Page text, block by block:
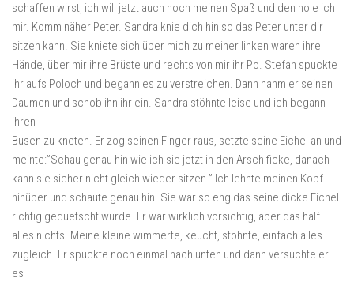
schaffen wirst, ich will jetzt auch noch meinen Spaß und den hole ich
mir. Komm näher Peter. Sandra knie dich hin so das Peter unter dir
sitzen kann. Sie kniete sich über mich zu meiner linken waren ihre
Hände, über mir ihre Brüste und rechts von mir ihr Po. Stefan spuckte
ihr aufs Poloch und begann es zu verstreichen. Dann nahm er seinen
Daumen und schob ihn ihr ein. Sandra stöhnte leise und ich begann
ihren
Busen zu kneten. Er zog seinen Finger raus, setzte seine Eichel an und
meinte:”Schau genau hin wie ich sie jetzt in den Arsch ficke, danach
kann sie sicher nicht gleich wieder sitzen.” Ich lehnte meinen Kopf
hinüber und schaute genau hin. Sie war so eng das seine dicke Eichel
richtig gequetscht wurde. Er war wirklich vorsichtig, aber das half
alles nichts. Meine kleine wimmerte, keucht, stöhnte, einfach alles
zugleich. Er spuckte noch einmal nach unten und dann versuchte er
es